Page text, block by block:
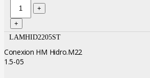
LAMHID2205ST
Conexion HM Hidro.M22
1.5-05